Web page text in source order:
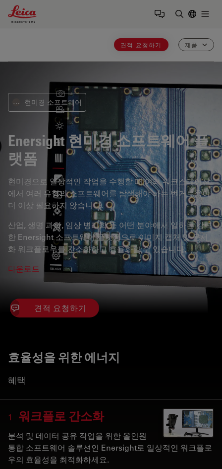
Leica Microsystems Logo
견적 요청하기 제품
⋯ 현미경 소프트웨어
Enersight현미경 소프트웨어 플
랫폼
현미경으로 일상적인 작업을 수행할 때 여러 워크스테이션
에서 여러 유형의 소프트웨어를 탐색해야 하는 번거로움이
더 이상 필요하지 않습니다.
산업, 생명 과학, 임상 병리학 등 어떤 분야에서 일하든 강력
한 Enersight 소프트웨어 플랫폼으로 이미지 캡처 및 문서
화 워크플로우를 간소화하고 효율화할 수 있습니다.
다운로드
견적 요청하기
효율성을 위한 에너지
혜택
1 워크플로 간소화
분석 및 데이터 공유 작업을 위한 올인원
통합 소프트웨어 솔루션인 Enersight로 일상적인 워크플로
우의 효율성을 최적화하세요.